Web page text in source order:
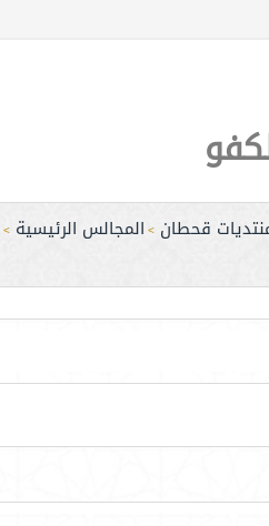
قحطان > المجالس الرئيسية >